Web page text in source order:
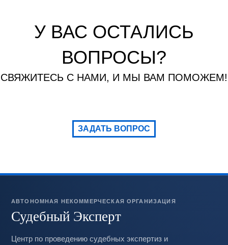
У ВАС ОСТАЛИСЬ
ВОПРОСЫ?
СВЯЖИТЕСЬ С НАМИ, И МЫ ВАМ ПОМОЖЕМ!
ЗАДАТЬ ВОПРОС
АВТОНОМНАЯ НЕКОММЕРЧЕСКАЯ ОРГАНИЗАЦИЯ
Судебный Эксперт
Центр по проведению судебных экспертиз и